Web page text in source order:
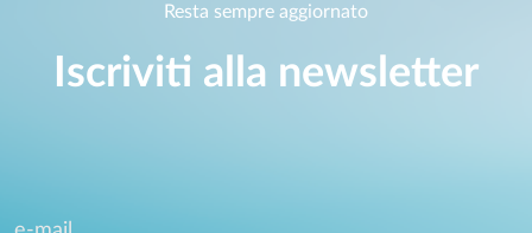
Resta sempre aggiornato
Iscriviti alla newsletter